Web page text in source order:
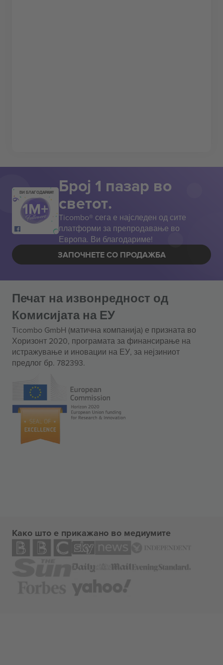
ВИ БЛАГОДАРАМ! Број 1 пазар во
светот.
Ticombo® сега е најследен од сите
платформи за препродавање во
Европа. Ви благодариме!
ЗАПОЧНЕТЕ СО ПРОДАЖБА
Печат на извонредност од
Комисијата на ЕУ
Ticombo GmbH (матична компанија) е призната во
Хоризонт 2020, програмата за финансирање на
истражување и иновации на ЕУ, за нејзиниот
предлог бр. 782393.
Како што е прикажано во медиумите